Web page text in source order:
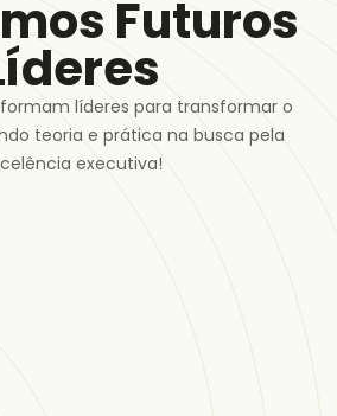
Futuros
líderes para transformar o
teoria e prática na busca pela
executiva!